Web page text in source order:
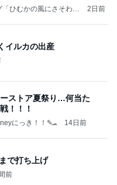
ひむかの風にさそわれ
2日前
イルカの出産
ストア夏祭り…何当た
！！！
高校生Dヲタ Ꭰ-ᎮꭵꭹꭴのDisneyにっき！！✎ܚ 14日前
で打ち上げ
前